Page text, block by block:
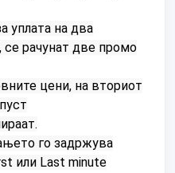
уплата на два
се рачунат две промо
цени, на вториот
го задржува
или Last minute